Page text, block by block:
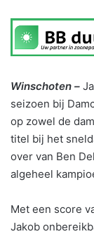
Winschoten –
seizoen bij
op zowel de
titel bij het
over van Ben
algeheel
Met een score
Jakob